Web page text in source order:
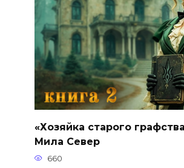
«Хозяйка старого
Мила Север
660